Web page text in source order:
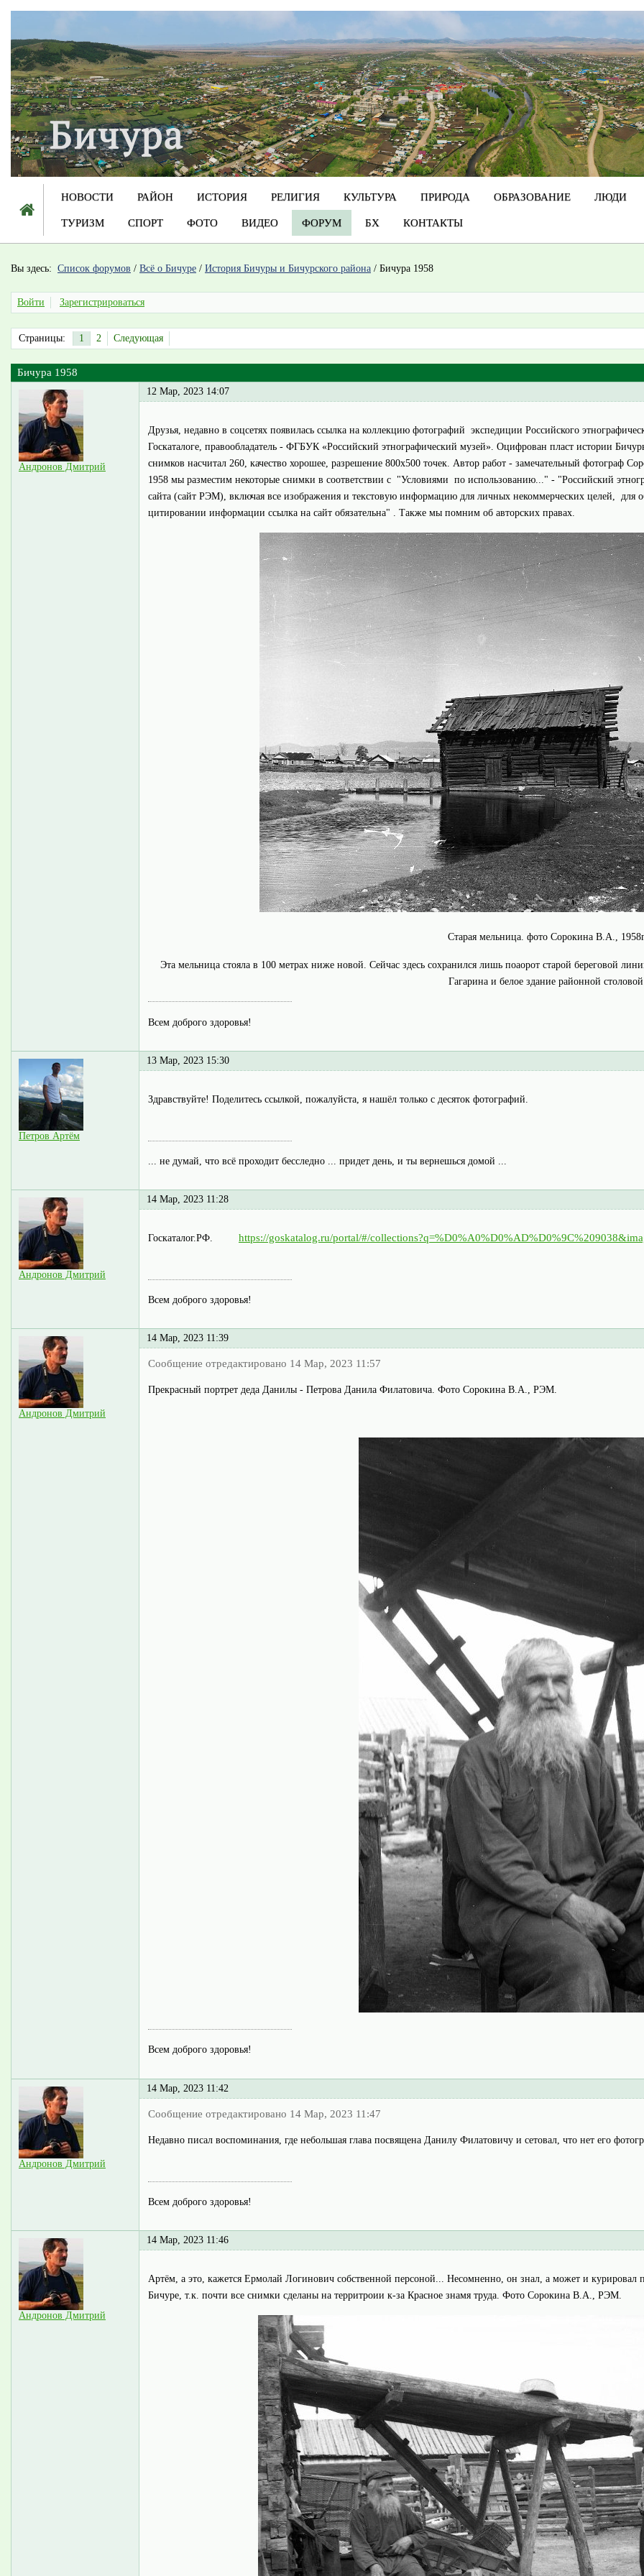
НОВОСТИ РАЙОН ИСТОРИЯ РЕЛИГИЯ КУЛЬТУРА ПРИРОДА ОБРАЗОВАНИЕ ЛЮДИ
ТУРИЗМ СПОРТ ФОТО ВИДЕО ФОРУМ БХ КОНТАКТЫ
Вы здесь: Список форумов / Всё о Бичуре / История Бичуры и Бичурского района / Бичура 1958
Войти Зарегистрироваться
Страницы: 1 2 Следующая
Бичура 1958
Андронов Дмитрий
12 Мар, 2023 14:07
Друзья, недавно в соцсетях появилась ссылка на коллекцию фотографий экспедиции Российского
Госкаталоге, правообладатель - ФГБУК «Российский этнографический музей». Оцифрован пласт истории
снимков насчитал 260, качество хорошее, разрешение 800х500 точек. Автор работ - замечательный
1958 мы разместим некоторые снимки в соответствии с "Условиями по использованию..." - "Российский
сайта (сайт РЭМ), включая все изображения и текстовую информацию для личных некоммерческих целей, для
цитировании информации ссылка на сайт обязательна" . Также мы помним об авторских правах.
Старая мельница. фото Сорокина В.А.,
Эта мельница стояла в 100 метрах ниже новой. Сейчас здесь сохранился лишь поаорот старой береговой
Гагарина и белое здание районной
Всем доброго здоровья!
Петров Артём
13 Мар, 2023 15:30
Здравствуйте! Поделитесь ссылкой, пожалуйста, я нашёл только с десяток фотографий.
... не думай, что всё проходит бесследно ... придет день, и ты вернешься домой ...
Андронов Дмитрий
14 Мар, 2023 11:28
Госкаталог.РФ. https://goskatalog.ru/portal/#/
Всем доброго здоровья!
Андронов Дмитрий
14 Мар, 2023 11:39
Сообщение отредактировано 14 Мар, 2023 11:57
Прекрасный портрет деда Данилы - Петрова Данила Филатовича. Фото Сорокина В.А., РЭМ.
Всем доброго здоровья!
Андронов Дмитрий
14 Мар, 2023 11:42
Сообщение отредактировано 14 Мар, 2023 11:47
Недавно писал воспоминания, где небольшая глава посвящена Данилу Филатовичу и сетовал, что нет его
Всем доброго здоровья!
Андронов Дмитрий
14 Мар, 2023 11:46
Артём, а это, кажется Ермолай Логинович собственной персоной... Несомненно, он знал, а может и курировал
Бичуре, т.к. почти все снимки сделаны на территроии к-за Красное знамя труда. Фото Сорокина В.А., РЭМ.